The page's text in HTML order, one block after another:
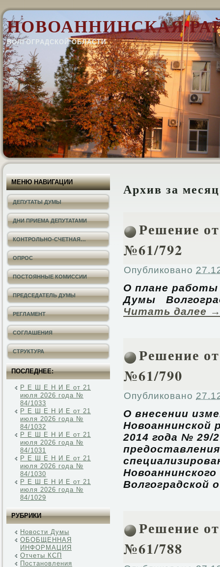
НОВОАННИНСКАЯ
ВОЛГОГРАДСКОЙ ОБЛАСТИ
МЕНЮ НАВИГАЦИИ
ДЕПУТАТЫ ДУМЫ
ДНИ ПРИЕМА ДЕПУТАТАМИ
КОНТРОЛЬНО-СЧЕТНАЯ…
ОПРОС
ПОСТОЯННЫЕ КОМИССИИ
ПРЕДСЕДАТЕЛЬ ДУМЫ
РЕГЛАМЕНТ
СОГЛАШЕНИЯ
СТРУКТУРА
ПОСЛЕДНЕЕ:
Р Е Ш Е Н И Е от 21
июля 2026 года №
84/1033
Р Е Ш Е Н И Е от 21
июля 2026 года №
84/1032
Р Е Ш Е Н И Е от 21
июля 2026 года №
84/1031
Р Е Ш Е Н И Е от 21
июля 2026 года №
84/1030
Р Е Ш Е Н И Е от 21
июля 2026 года №
84/1029
РУБРИКИ
Новости Думы
ОБОБЩЕННАЯ
ИНФОРМАЦИЯ
Отчеты КСП
Постановления
Архив за
Решение
№61/792
Опубликовано
О плане
Думы
Читать далее
Решение
№61/790
Опубликовано
О внесении
Новоаннинской
2014 года № 29/
Волгоградской
Решение
№61/788